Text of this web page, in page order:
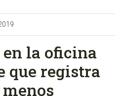
en la oficina
que registra